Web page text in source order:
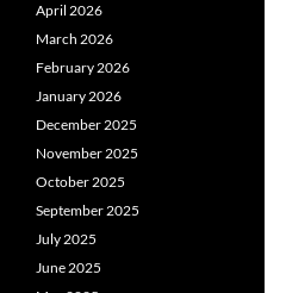
April 2026
March 2026
February 2026
January 2026
December 2025
November 2025
October 2025
September 2025
July 2025
June 2025